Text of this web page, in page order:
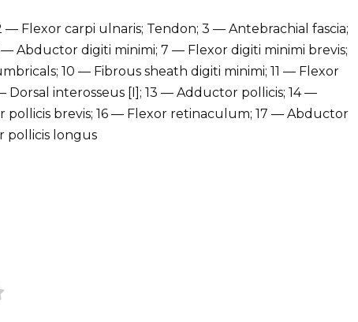
Flexor carpi ulnaris; Tendon; 3 — Antebrachial fascia;
Abductor digiti minimi; 7 — Flexor digiti minimi brevis;
10 — Fibrous sheath digiti minimi; 11 — Flexor
interosseus [I]; 13 — Adductor pollicis; 14 —
pollicis brevis; 16 — Flexor retinaculum; 17 — Abductor
pollicis longus